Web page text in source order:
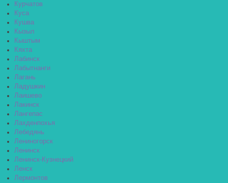
Курчатов
Куса
Кушва
Кызыл
Кыштым
Кяхта
Лабинск
Лабытнанги
Лагань
Ладушкин
Лаишево
Лакинск
Лангепас
Лахденпохья
Лебедянь
Лениногорск
Ленинск
Ленинск-Кузнецкий
Ленск
Лермонтов